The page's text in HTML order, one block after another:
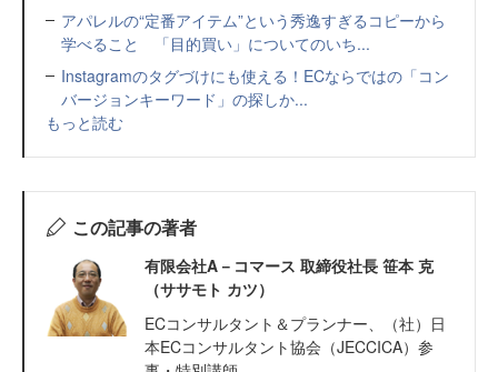
アパレルの“定番アイテム”という秀逸すぎるコピーから
学べること 「目的買い」についてのいち...
Instagramのタグづけにも使える！ECならではの「コン
バージョンキーワード」の探しか...
もっと読む
この記事の著者
有限会社A－コマース 取締役社長 笹本 克
（ササモト カツ）
ECコンサルタント＆プランナー、（社）日
本ECコンサルタント協会（JECCICA）参